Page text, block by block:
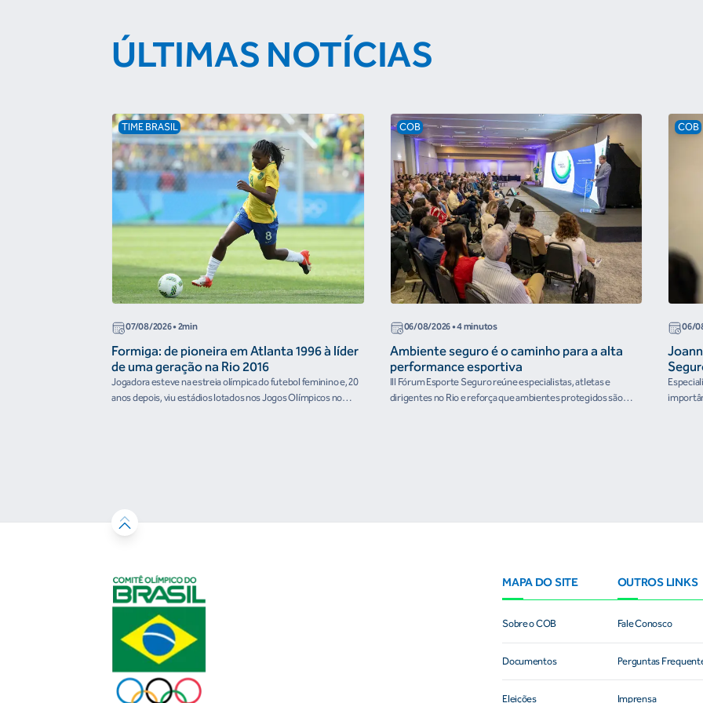
ÚLTIMAS NOTÍCIAS
TIME BRASIL
07/08/2026• 2min
Formiga: de pioneira em Atlanta 1996 à líder
de uma geração na Rio 2016
Jogadora esteve na estreia olímpica do futebol feminino e, 20
anos depois, viu estádios lotados nos Jogos Olímpicos no
COB
06/08/2026• 4 minutos
Ambiente seguro é o caminho para a alta
performance esportiva
III Fórum Esporte Seguro reúne especialistas, atletas e
dirigentes no Rio e reforça que ambientes protegidos são
COB
06/
MAPA DO SITE
Sobre o COB
Documentos
Eleições
OUTROS LINKS
Fale Conosco
Perguntas
Imprensa